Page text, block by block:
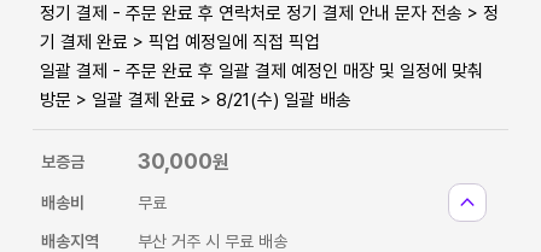
expand_less
정기 결제 - 주문 완료 후 연락처로 정기 결제 안내 문자 전송 > 정
기 결제 완료 > 픽업 예정일에 직접 픽업
일괄 결제 - 주문 완료 후 일괄 결제 예정인 매장 및 일정에 맞춰
방문 > 일괄 결제 완료 > 8/21(수) 일괄 배송
보증금 30,000원
배송비
무료
배송지역
부산 거주 시 무료 배송